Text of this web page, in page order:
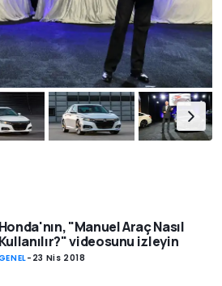
"Manuel Araç Nasıl
videosunu izleyin
- 23 Nis 2018